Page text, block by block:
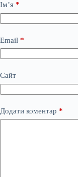
Ім’я *
Email *
Сайт
Додати коментар *